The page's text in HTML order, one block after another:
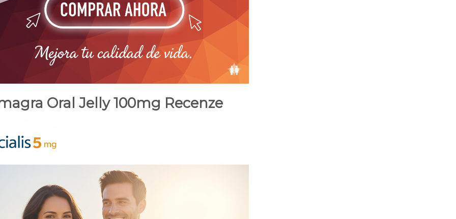
Oral Jelly 100mg Recenze